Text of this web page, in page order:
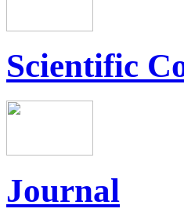
Scientific
Journal